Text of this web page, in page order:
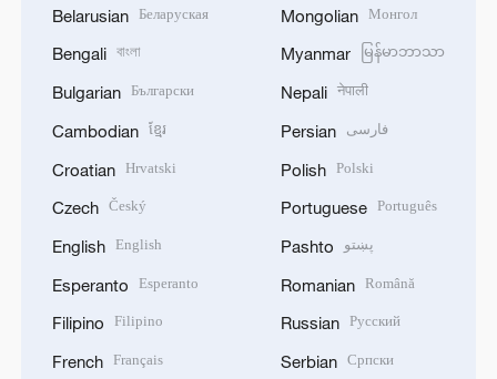
Belarusian Беларуская
Bengali বাংলা
Bulgarian Български
Cambodian ខ្មែរ
Croatian Hrvatski
Czech Český
English English
Esperanto Esperanto
Filipino Filipino
French Français
Mongolian Монгол
Myanmar မြန်မာဘာသာ
Nepali नेपाली
Persian فارسی
Polish Polski
Portuguese Português
Pashto پښتو
Romanian Română
Russian Русский
Serbian Српски